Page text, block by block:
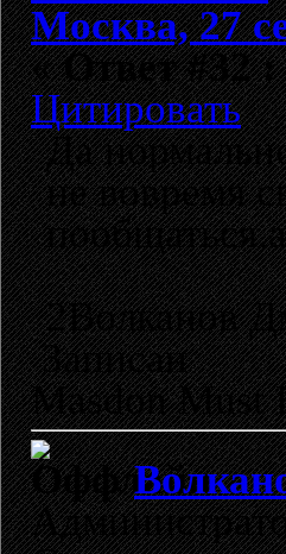
Москва, 27
«Ответ #32 :
Цитировать
Да
не вовремя
2Волканов
Записан
Masdon Must